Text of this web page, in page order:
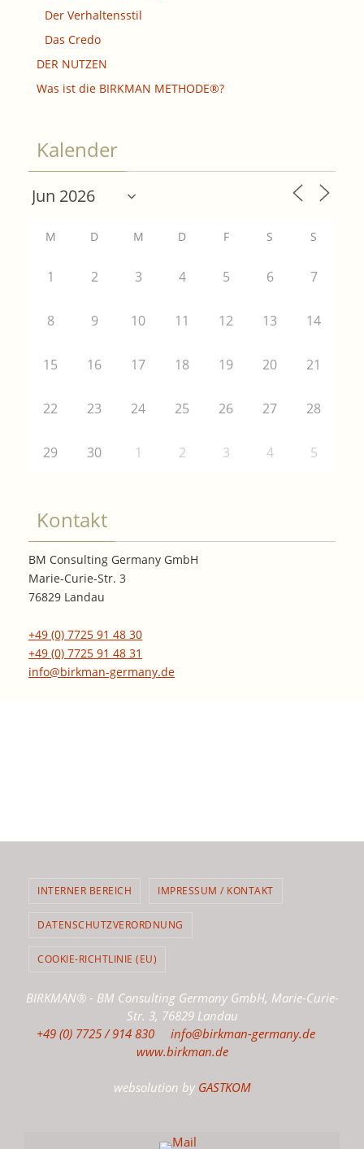
Der Verhaltensstil
Das Credo
DER NUTZEN
Was ist die BIRKMAN METHODE®?
Kalender
M D M D F S S
1 2 3 4 5 6 7
8 9 10 11 12 13 14
15 16 17 18 19 20 21
22 23 24 25 26 27 28
29 30 1 2 3 4 5
Kontakt
BM Consulting Germany GmbH
Marie-Curie-Str. 3
76829 Landau
+49 (0) 7725 91 48 30
+49 (0) 7725 91 48 31
info@birkman-germany.de
INTERNER BEREICH IMPRESSUM / KONTAKT
DATENSCHUTZVERORDNUNG
COOKIE-RICHTLINIE (EU)
BIRKMAN® - BM Consulting Germany GmbH, Marie-Curie-
Str. 3, 76829 Landau
+49 (0) 7725 / 914 830
info@birkman-germany.de
www.birkman.de
websolution by GASTKOM